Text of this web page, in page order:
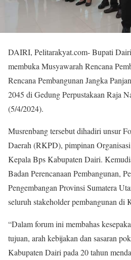
DAIRI, Pelitarakyat.com- Bupati
membuka Musyawarah Rencana
Rencana Pembangunan Jangka
2045 di Gedung Perpustakaan Raja
(5/4/2024).
Musrenbang tersebut dihadiri unsur
Daerah (RKPD), pimpinan
Kepala Bps Kabupaten Dairi.
Badan Perencanaan Pembangunan,
Pengembangan Provinsi Sumatera
seluruh stakeholder pembangunan di
“Dalam forum ini membahas
tujuan, arah kebijakan dan sasaran
Kabupaten Dairi pada 20 tahun